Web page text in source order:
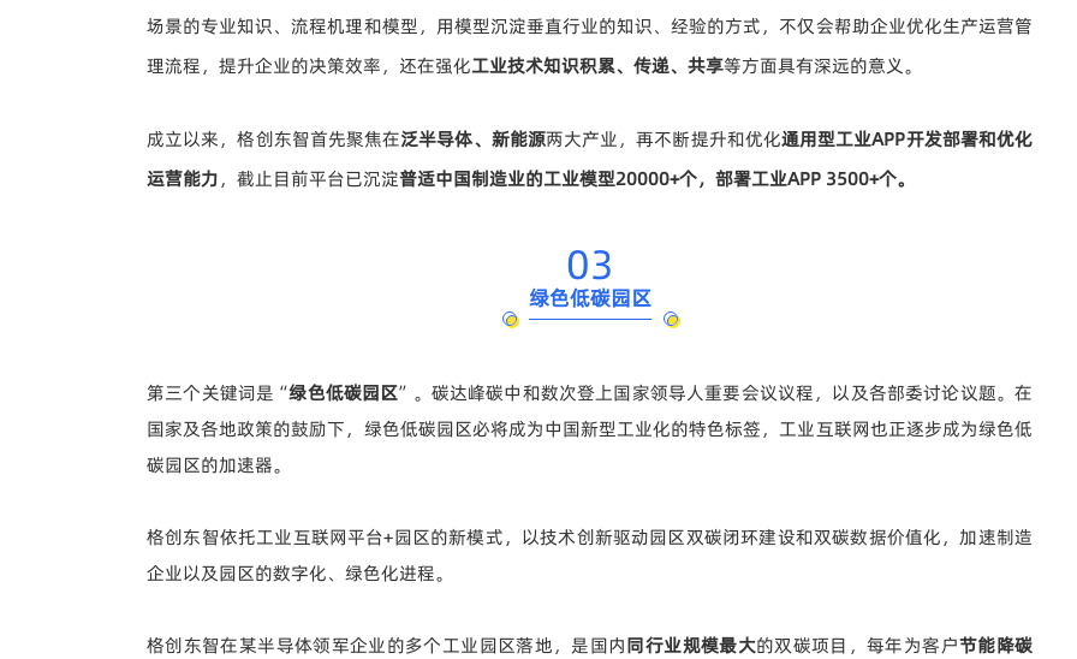
场景的专业知识、流程机理和模型，用模型沉淀垂直行业的知识、经验的方式，不仅会帮助企业优化生产运营管
理流程， 提升企业的决策效率，还在强化工业技术知识积累、传递、共享等方面具有深远的意义。
成立以来，格创东智首先聚焦在泛半导体、新能源两大产业，再不断提升和优化通用型工业APP开发部署和优化
运营能力，截止目前平台已沉淀普适中国制造业的工业模型20000+个，部署工业APP 3500+个。
03
绿色低碳园区
第三个关键词是“绿色低碳园区”。碳达峰碳中和数次登上国家领导人重要会议议程，以及各部委讨论议题。在
国家及各地政策的鼓励下，绿色低碳园区必将成为中国新型工业化的特色标签，工业互联网也正逐步成为绿色低
碳园区的加速器。
格创东智依托工业互联网平台+园区的新模式，以技术创新驱动园区双碳闭环建设和双碳数据价值化，加速制造
企业以及园区的数字化、绿色化进程。
格创东智在某半导体领军企业的多个工业园区落地，是国内同行业规模最大的双碳项目，每年为客户节能降碳